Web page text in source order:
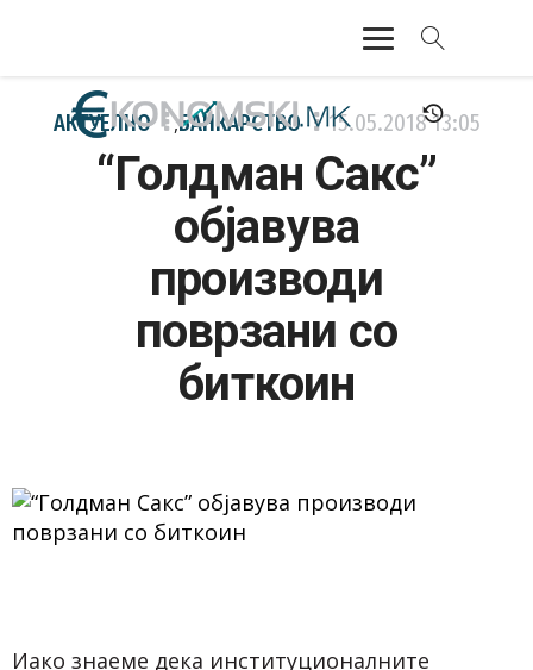
АКТУЕЛНО
ЕКОНОМИЈА
ФИНАНСИИ
БАНКАРСТВО
ЖИВОТ
АКТУЕЛНО ,БАНКАРСТВО 15.05.201813:05
“Голдман Сакс”
објавува
производи
поврзани со
биткоин
Иако знаеме дека институционалните